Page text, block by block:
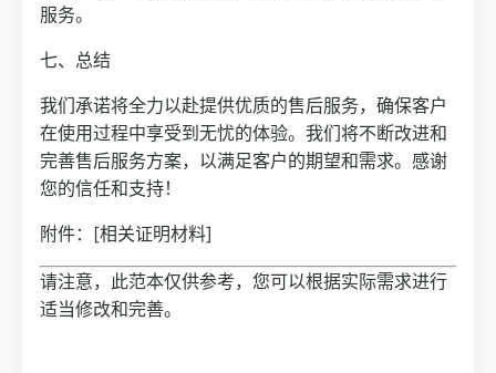
服务。
七、总结
我们承诺将全力以赴提供优质的售后服务，确保客户
在使用过程中享受到无忧的体验。我们将不断改进和
完善售后服务方案，以满足客户的期望和需求。感谢
您的信任和支持！
附件：[相关证明材料]
请注意，此范本仅供参考，您可以根据实际需求进行
适当修改和完善。